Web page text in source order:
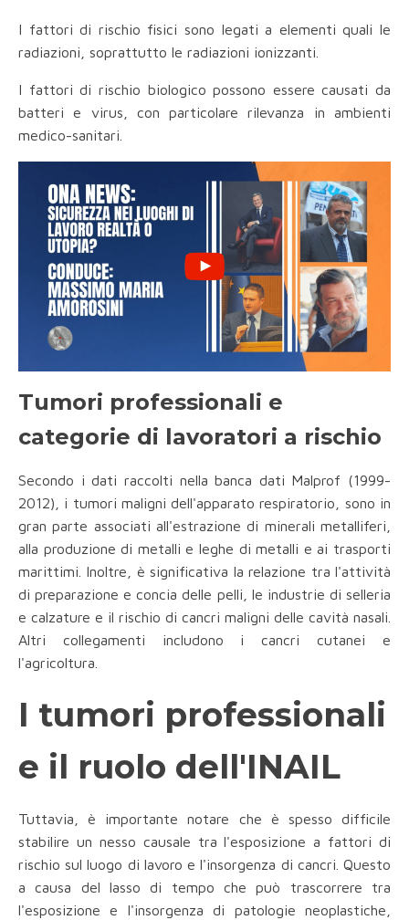
I fattori di rischio fisici sono legati a elementi quali le
radiazioni, soprattutto le radiazioni ionizzanti.
I fattori di rischio biologico possono essere causati da
batteri e virus, con particolare rilevanza in ambienti
medico-sanitari.
Tumori professionali e
categorie di lavoratori a rischio
Secondo i dati raccolti nella banca dati Malprof (1999-
2012), i tumori maligni dell'apparato respiratorio, sono in
gran parte associati all'estrazione di minerali metalliferi,
alla produzione di metalli e leghe di metalli e ai trasporti
marittimi. Inoltre, è significativa la relazione tra l'attività
di preparazione e concia delle pelli, le industrie di selleria
e calzature e il rischio di cancri maligni delle cavità nasali.
Altri collegamenti includono i cancri cutanei e
l'agricoltura.
I tumori professionali
e il ruolo dell'INAIL
Tuttavia, è importante notare che è spesso difficile
stabilire un nesso causale tra l'esposizione a fattori di
rischio sul luogo di lavoro e l'insorgenza di cancri. Questo
a causa del lasso di tempo che può trascorrere tra
l'esposizione e l'insorgenza di patologie neoplastiche,